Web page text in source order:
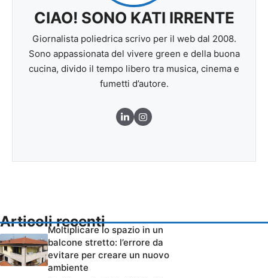
CIAO! SONO KATI IRRENTE
Giornalista poliedrica scrivo per il web dal 2008.
Sono appassionata del vivere green e della buona
cucina, divido il tempo libero tra musica, cinema e
fumetti d’autore.
Articoli recenti
Moltiplicare lo spazio in un
balcone stretto: l’errore da
evitare per creare un nuovo
ambiente